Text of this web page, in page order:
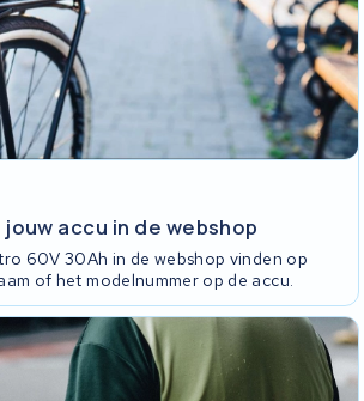
accu in de webshop
60V 30Ah in de webshop vinden op
of het modelnummer op de accu.